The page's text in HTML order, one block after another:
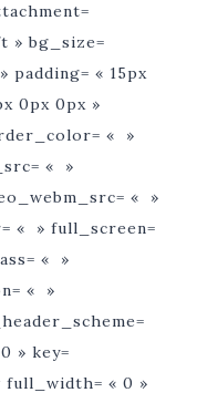
» bg_size=
padding= « 15px
0px 0px »
« »
« »
« »
« » full_screen=
« »
« »
» key=
full_width= « 0 »